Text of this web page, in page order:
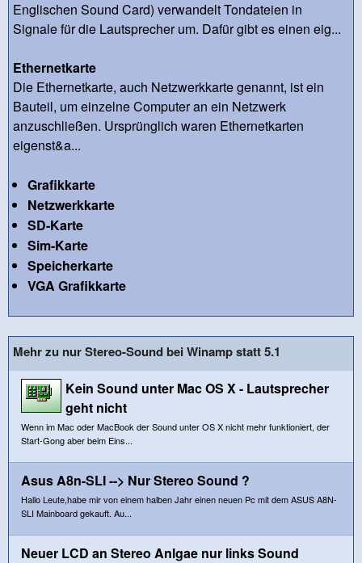
Englischen Sound Card) verwandelt Tondateien in
Signale für die Lautsprecher um. Dafür gibt es einen eig...
Ethernetkarte
Die Ethernetkarte, auch Netzwerkkarte genannt, ist ein
Bauteil, um einzelne Computer an ein Netzwerk
anzuschließen. Ursprünglich waren Ethernetkarten
eigenst&a...
Grafikkarte
Netzwerkkarte
SD-Karte
Sim-Karte
Speicherkarte
VGA Grafikkarte
Mehr zu nur Stereo-Sound bei Winamp statt 5.1
Kein Sound unter Mac OS X - Lautsprecher
geht nicht
Wenn im Mac oder MacBook der Sound unter OS X nicht mehr funktioniert, der
Start-Gong aber beim Eins...
Asus A8n-SLI --> Nur Stereo Sound ?
Hallo Leute,habe mir von einem halben Jahr einen neuen Pc mit dem ASUS A8N-
SLI Mainboard gekauft. Au...
Neuer LCD an Stereo Anlgae nur links Sound